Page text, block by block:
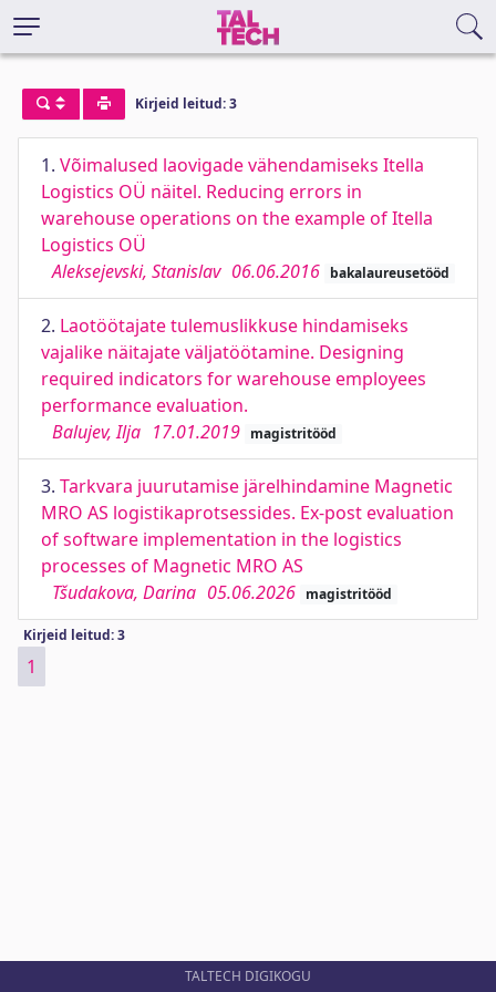
Kirjeid leitud: 3
1. Võimalused laovigade vähendamiseks Itella
Logistics OÜ näitel. Reducing errors in
warehouse operations on the example of Itella
Logistics OÜ
Aleksejevski, Stanislav 06.06.2016 bakalaureusetööd
2. Laotöötajate tulemuslikkuse hindamiseks
vajalike näitajate väljatöötamine. Designing
required indicators for warehouse employees
performance evaluation.
Balujev, Ilja 17.01.2019 magistritööd
3. Tarkvara juurutamise järelhindamine Magnetic
MRO AS logistikaprotsessides. Ex-post evaluation
of software implementation in the logistics
processes of Magnetic MRO AS
Tšudakova, Darina 05.06.2026 magistritööd
Kirjeid leitud: 3
1
TALTECH DIGIKOGU